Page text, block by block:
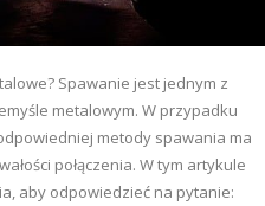
Spawanie jest jednym z
metalowym. W przypadku
metody spawania ma
połączenia. W tym artykule
aby odpowiedzieć na pytanie: